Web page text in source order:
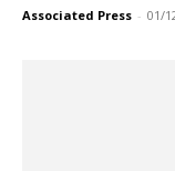
Associated Press - 01/